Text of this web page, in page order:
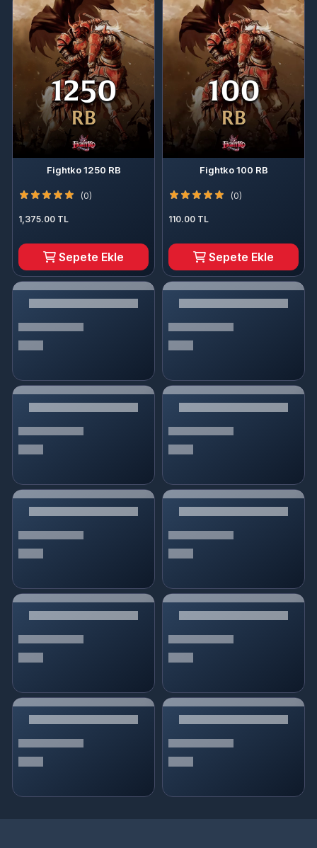
Fightko 1250 RB
(0)
1,375.00 TL
Sepete Ekle
Fightko 100 RB
(0)
110.00 TL
Sepete Ekle